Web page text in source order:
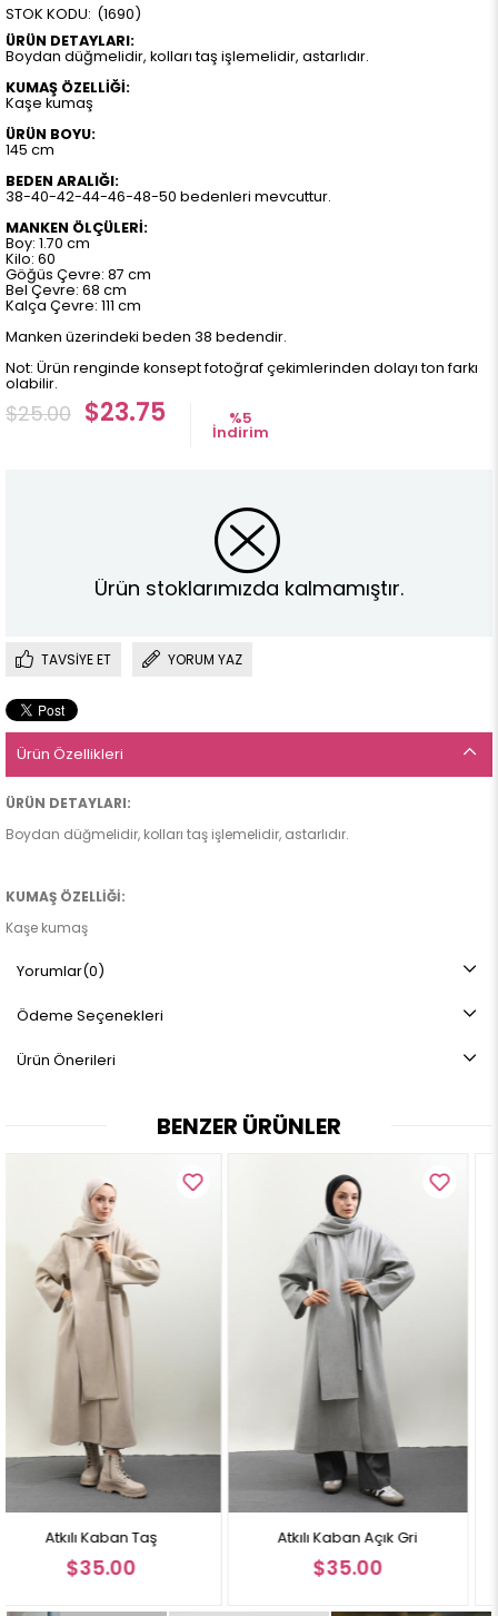
(1690)
ÜRÜN DETAYLARI:
Boydan düğmelidir, kolları taş işlemelidir, astarlıdır.
KUMAŞ ÖZELLİĞİ:
Kaşe kumaş
ÜRÜN BOYU:
145 cm
BEDEN ARALIĞI:
38-40-42-44-46-48-50 bedenleri mevcuttur.
MANKEN ÖLÇÜLERİ:
Boy: 1.70 cm
Kilo: 60
Göğüs Çevre: 87 cm
Bel Çevre: 68 cm
Kalça Çevre: 111 cm
Manken üzerindeki beden 38 bedendir.
Not: Ürün renginde konsept fotoğraf çekimlerinden dolayı ton farkı
olabilir.
$25.00 $23.75 %5
İndirim
Ürün stoklarımızda kalmamıştır.
TAVSIYE ET YORUM YAZ
Ürün Özellikleri
ÜRÜN DETAYLARI:
Boydan düğmelidir, kolları taş işlemelidir, astarlıdır.
KUMAŞ ÖZELLİĞİ:
Kaşe kumaş
145 cm
38-40-42-44-46-48-50 bedenleri mevcuttur.
Boy: 1.70 cm
Göğüs Çevre: 87 cm
Bel Çevre: 68 cm
Kalça Çevre: 111 cm
Manken üzerindeki beden 38 bedendir.
Not: Ürün renginde konsept fotoğraf çekimlerinden dolayı ton farkı
olabilir.
Yorumlar(0)
Ödeme Seçenekleri
Ürün Önerileri
BENZER ÜRÜNLER
Atkılı Kaban Açık Gri Atkılı Kaban Mint